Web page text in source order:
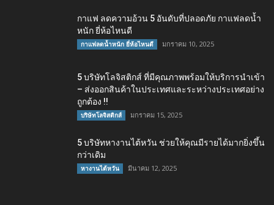
กาแฟ ลดความอ้วน 5 อันดับที่ปลอดภัย กาแฟลดน้ำ
หนัก ยี่ห้อไหนดี
กาแฟลดน้ำหนัก ยี่ห้อไหนดี มกราคม 10, 2025
5 บริษัทโลจิสติกส์ ที่มีคุณภาพพร้อมให้บริการนำเข้า
– ส่งออกสินค้าในประเทศและระหว่างประเทศอย่าง
ถูกต้อง !!
บริษัทโลจิสติกส์ มกราคม 15, 2025
5 บริษัทหางานไต้หวัน ช่วยให้คุณมีรายได้มากยิ่งขึ้น
กว่าเดิม
หางานไต้หวัน มีนาคม 12, 2025